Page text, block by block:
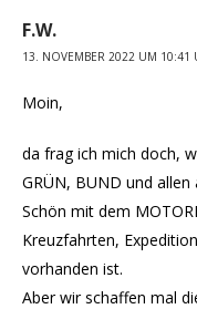
F.W.
13. NOVEMBER 2022 UM 10:41
Moin,
da frag ich mich doch,
GRÜN, BUND und
Schön mit dem
Kreuzfahrten,
vorhanden ist.
Aber wir schaffen mal